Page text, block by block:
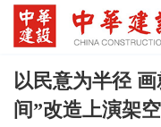
以民意为半径
间”改造上演架